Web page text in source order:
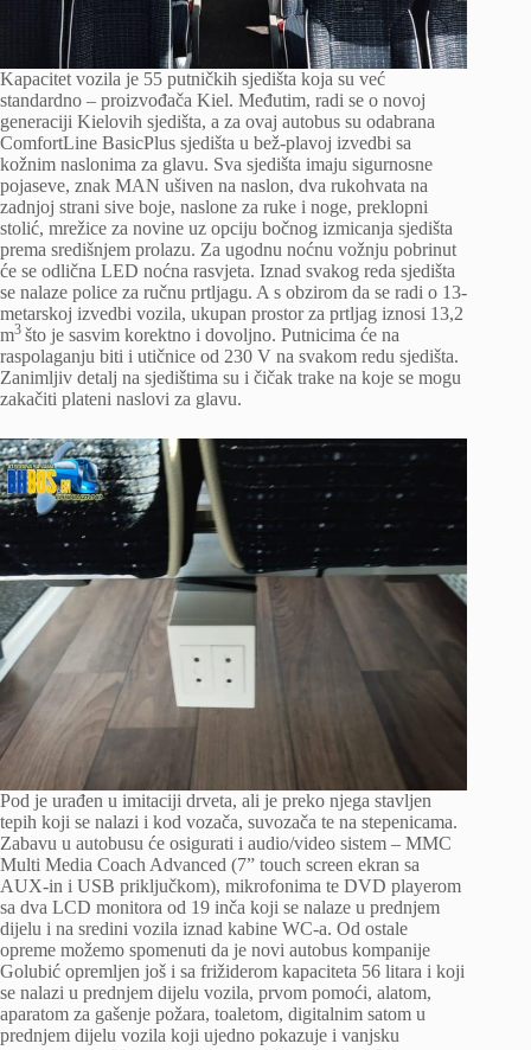
Kapacitet vozila je 55 putničkih sjedišta koja su već
standardno – proizvođača Kiel. Međutim, radi se o novoj
generaciji Kielovih sjedišta, a za ovaj autobus su odabrana
ComfortLine BasicPlus sjedišta u bež-plavoj izvedbi sa
kožnim naslonima za glavu. Sva sjedišta imaju sigurnosne
pojaseve, znak MAN ušiven na naslon, dva rukohvata na
zadnjoj strani sive boje, naslone za ruke i noge, preklopni
stolić, mrežice za novine uz opciju bočnog izmicanja sjedišta
prema središnjem prolazu. Za ugodnu noćnu vožnju pobrinut
će se odlična LED noćna rasvjeta. Iznad svakog reda sjedišta
se nalaze police za ručnu prtljagu. A s obzirom da se radi o 13-
metarskoj izvedbi vozila, ukupan prostor za prtljag iznosi 13,2
m3 što je sasvim korektno i dovoljno. Putnicima će na
raspolaganju biti i utičnice od 230 V na svakom redu sjedišta.
Zanimljiv detalj na sjedištima su i čičak trake na koje se mogu
zakačiti plateni naslovi za glavu.
Pod je urađen u imitaciji drveta, ali je preko njega stavljen
tepih koji se nalazi i kod vozača, suvozača te na stepenicama.
Zabavu u autobusu će osigurati i audio/video sistem – MMC
Multi Media Coach Advanced (7” touch screen ekran sa
AUX-in i USB priključkom), mikrofonima te DVD playerom
sa dva LCD monitora od 19 inča koji se nalaze u prednjem
dijelu i na sredini vozila iznad kabine WC-a. Od ostale
opreme možemo spomenuti da je novi autobus kompanije
Golubić opremljen još i sa frižiderom kapaciteta 56 litara i koji
se nalazi u prednjem dijelu vozila, prvom pomoći, alatom,
aparatom za gašenje požara, toaletom, digitalnim satom u
prednjem dijelu vozila koji ujedno pokazuje i vanjsku